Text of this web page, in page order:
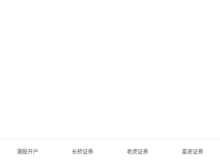
港股开户 长桥证券 老虎证券 富途证券